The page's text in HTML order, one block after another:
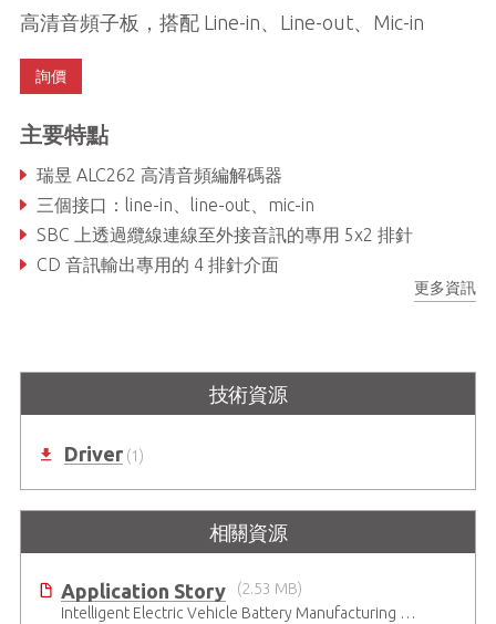
高清音頻子板，搭配 Line-in、Line-out、Mic-in
詢價
主要特點
瑞昱 ALC262 高清音頻編解碼器
三個接口：line-in、line-out、mic-in
SBC 上透過纜線連線至外接音訊的專用 5x2 排針
CD 音訊輸出專用的 4 排針介面
更多資訊
技術資源
Driver(1)
相關資源
Application Story
(2.53 MB)
Intelligent Electric Vehicle Battery Manufacturing Solutions